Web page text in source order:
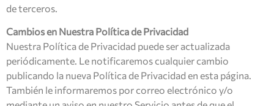
de terceros.
Cambios en Nuestra Política de Privacidad
Nuestra Política de Privacidad puede ser actualizada
periódicamente. Le notificaremos cualquier cambio
publicando la nueva Política de Privacidad en esta página.
También le informaremos por correo electrónico y/o